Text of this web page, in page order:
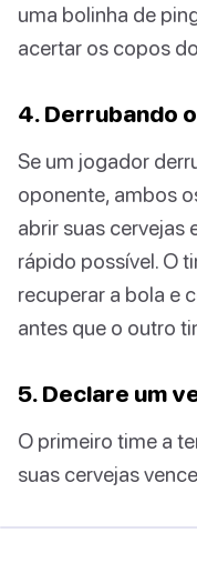
uma bolinha de
acertar os copos
4. Derrubando
Se um jogador
oponente, ambos
abrir suas cervejas
rápido possível. O
recuperar a bola e
antes que o outro
5. Declare um
O primeiro time a
suas cervejas